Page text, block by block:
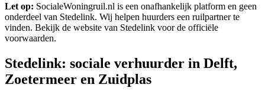
Let op: SocialeWoningruil.nl is een onafhankelijk platform en geen
onderdeel van Stedelink. Wij helpen huurders een ruilpartner te
vinden. Bekijk de website van Stedelink voor de officiële
voorwaarden.
Stedelink: sociale verhuurder in Delft,
Zoetermeer en Zuidplas